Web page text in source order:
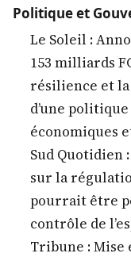
Politique et
Le Soleil :
153 milliards
résilience et
d’une
économiques
Sud Quotidien
sur la
pourrait être
contrôle de
Tribune : Mise